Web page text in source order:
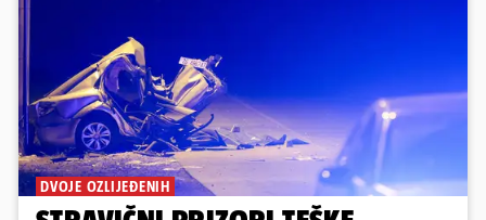
DVOJE OZLIJEĐENIH